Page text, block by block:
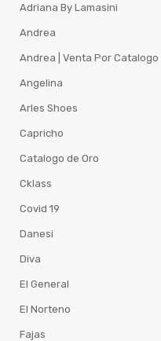
Adriana By Lamasini
Andrea
Andrea | Venta Por Catalogo
Angelina
Arles Shoes
Capricho
Catalogo de Oro
Cklass
Covid 19
Danesi
Diva
El General
El Norteno
Fajas